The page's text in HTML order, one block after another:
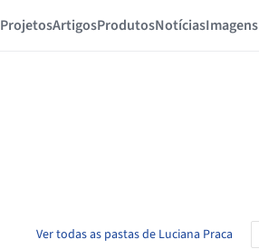
ProjetosArtigosProdutosNotíciasImagens
Ver todas as pastas de Luciana Praca